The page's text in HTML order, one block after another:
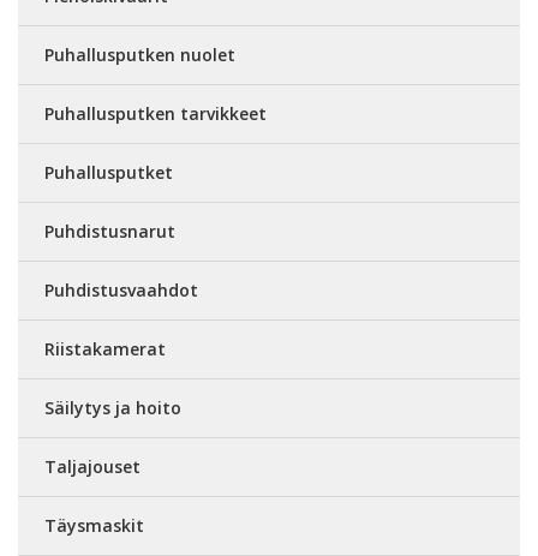
Puhallusputken nuolet
Puhallusputken tarvikkeet
Puhallusputket
Puhdistusnarut
Puhdistusvaahdot
Riistakamerat
Säilytys ja hoito
Taljajouset
Täysmaskit